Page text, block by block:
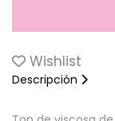
Wishlist
Descripción